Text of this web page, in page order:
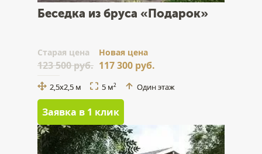
Беседка из бруса «Подарок»
Cтарая цена
123 500 руб.
Новая цена
117 300 руб.
2,5x2,5 м 5 м2 Один этаж
Заявка в 1 клик